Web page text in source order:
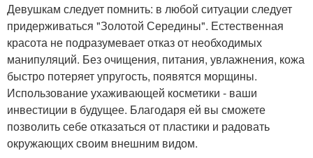
Девушкам следует помнить: в любой ситуации следует
придерживаться "Золотой Середины". Естественная
красота не подразумевает отказ от необходимых
манипуляций. Без очищения, питания, увлажнения, кожа
быстро потеряет упругость, появятся морщины.
Использование ухаживающей косметики - ваши
инвестиции в будущее. Благодаря ей вы сможете
позволить себе отказаться от пластики и радовать
окружающих своим внешним видом.